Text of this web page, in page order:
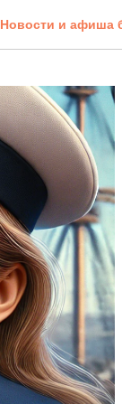
Новости и афиша